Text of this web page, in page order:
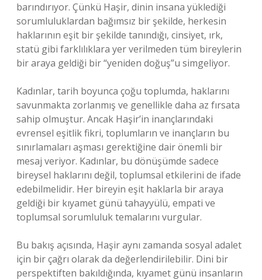
barındırıyor. Çünkü Haşir, dinin insana yüklediği
sorumluluklardan bağımsız bir şekilde, herkesin
haklarının eşit bir şekilde tanındığı, cinsiyet, ırk,
statü gibi farklılıklara yer verilmeden tüm bireylerin
bir araya geldiği bir “yeniden doğuş”u simgeliyor.
Kadınlar, tarih boyunca çoğu toplumda, haklarını
savunmakta zorlanmış ve genellikle daha az fırsata
sahip olmuştur. Ancak Haşir’in inançlarındaki
evrensel eşitlik fikri, toplumların ve inançların bu
sınırlamaları aşması gerektiğine dair önemli bir
mesaj veriyor. Kadınlar, bu dönüşümde sadece
bireysel haklarını değil, toplumsal etkilerini de ifade
edebilmelidir. Her bireyin eşit haklarla bir araya
geldiği bir kıyamet günü tahayyülü, empati ve
toplumsal sorumluluk temalarını vurgular.
Bu bakış açısında, Haşir aynı zamanda sosyal adalet
için bir çağrı olarak da değerlendirilebilir. Dini bir
perspektiften bakıldığında, kıyamet günü insanların